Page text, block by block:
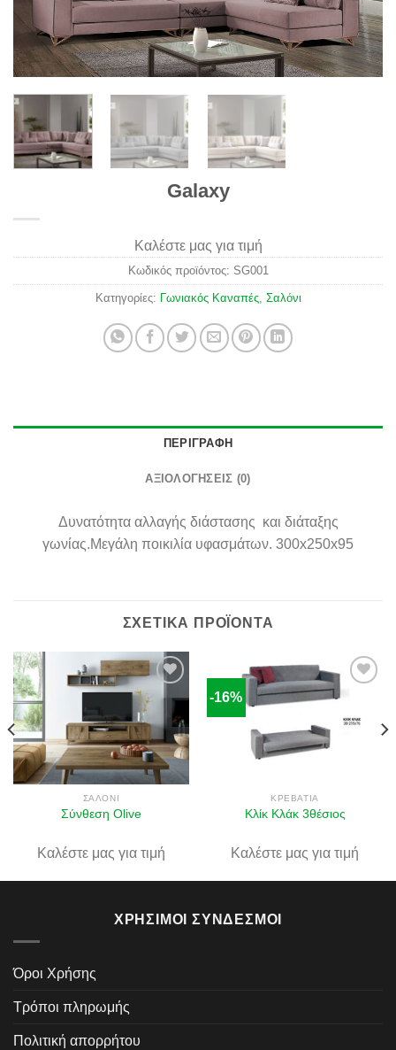
Galaxy
Καλέστε μας για τιμή
Κωδικός προϊόντος: SG001
Κατηγορίες: Γωνιακός Καναπές, Σαλόνι
ΠΕΡΙΓΡΑΦΉ
ΑΞΙΟΛΟΓΉΣΕΙΣ (0)
Δυνατότητα αλλαγής διάστασης και διάταξης
γωνίας.Μεγάλη ποικιλία υφασμάτων. 300x250x95
ΣΧΕΤΙΚΆ ΠΡΟΪΌΝΤΑ
Πρόσθήκη
στην λίστα
επιθυμιών
ΣΑΛΌΝΙ
Σύνθεση Olive
Καλέστε μας για τιμή
-16%
Πρόσθήκη
στην λίστα
επιθυμιών
ΚΡΕΒΆΤΙΑ
Κλίκ Κλάκ 3θέσιος
Καλέστε μας για τιμή
ΧΡΉΣΙΜΟΙ ΣΎΝΔΕΣΜΟΙ
Όροι Χρήσης
Τρόποι πληρωμής
Πολιτική απορρήτου